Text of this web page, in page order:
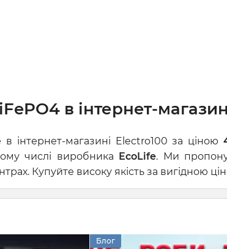
в інтернет-
інтернет-магазині Electro100 за ціною
числі виробника EcoLife. Ми
Купуйте високу якість за вигідною
Блог